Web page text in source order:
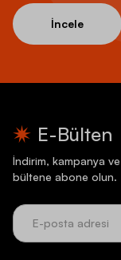
İncele
E-Bülten
İndirim, kampanya
bültene abone olun.